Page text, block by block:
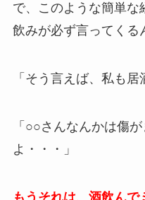
で、このような簡単な
飲みが必ず言ってくる
「そう言えば、私も居
「○○さんなんかは傷
よ・・・」
もうそれは、酒飲ん